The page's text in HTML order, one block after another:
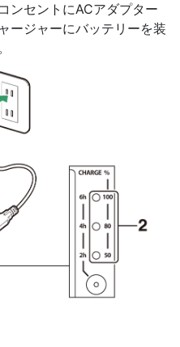
ンセントにACアダプター
ージャーにバッテリーを装